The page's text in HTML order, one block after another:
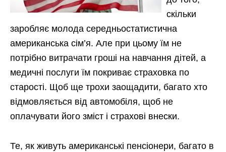
скільки
заробляє молода середньостатистична
американська сім’я. Але при цьому їм не
потрібно витрачати гроші на навчання дітей, а
медичні послуги їм покриває страховка по
старості. Щоб ще трохи заощадити, багато хто
відмовляється від автомобіля, щоб не
оплачувати його зміст і страхові внески.
Те, як живуть американські пенсіонери, багато в